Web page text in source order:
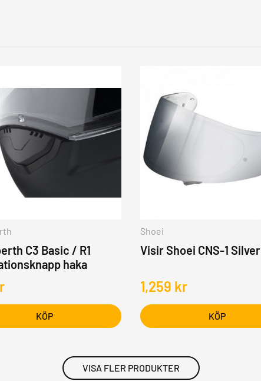
C3 Basic / R1
haka
KÖP
Shoei
Visir Shoei CNS-1 Silver
1,259 kr
KÖP
VISA FLER PRODUKTER